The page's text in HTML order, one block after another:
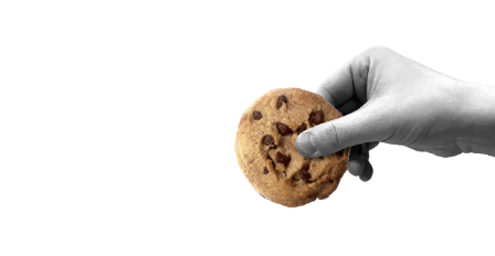
Käyttäjien tarpeet keskiöön ja käytännön pilotteja –
Muistio esittää 10 suositusta ekosysteemitilinpidon